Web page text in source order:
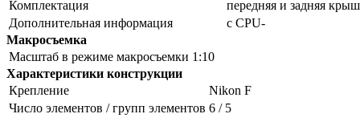
Комплектация
передняя и задняя
Дополнительная информация
с CPU-
Макросъемка
Масштаб в режиме макросъемки 1:10
Характеристики конструкции
Крепление
Nikon F
Число элементов / групп элементов 6 / 5